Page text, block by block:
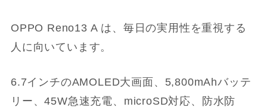
OPPO Reno13 A は、毎日の実用性を重視する
人に向いています。
6.7インチのAMOLED大画面、5,800mAhバッテ
リー、45W急速充電、microSD対応、防水防